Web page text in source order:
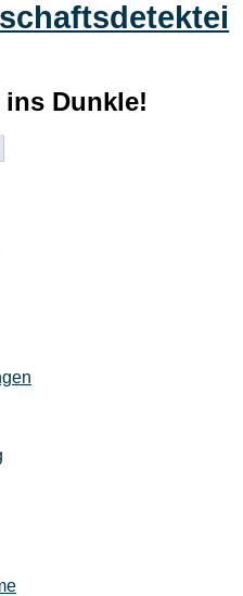
Dunkle!